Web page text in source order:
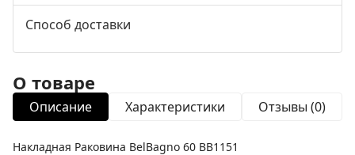
Способ доставки
О товаре
Описание Характеристики Отзывы (0)
Накладная Раковина BelBagno 60 BB1151